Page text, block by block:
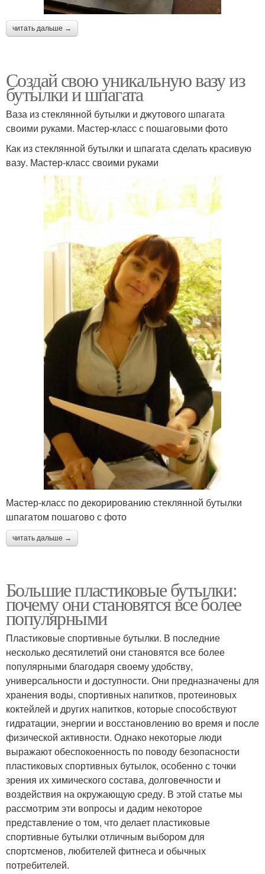
читать дальше →
Создай свою уникальную вазу из
бутылки и шпагата
Ваза из стеклянной бутылки и джутового шпагата
своими руками. Мастер-класс с пошаговыми фото
Как из стеклянной бутылки и шпагата сделать красивую
вазу. Мастер-класс своими руками
Мастер-класс по декорированию стеклянной бутылки
шпагатом пошагово с фото
читать дальше →
Большие пластиковые бутылки:
почему они становятся все более
популярными
Пластиковые спортивные бутылки. В последние
несколько десятилетий они становятся все более
популярными благодаря своему удобству,
универсальности и доступности. Они предназначены для
хранения воды, спортивных напитков, протеиновых
коктейлей и других напитков, которые способствуют
гидратации, энергии и восстановлению во время и после
физической активности. Однако некоторые люди
выражают обеспокоенность по поводу безопасности
пластиковых спортивных бутылок, особенно с точки
зрения их химического состава, долговечности и
воздействия на окружающую среду. В этой статье мы
рассмотрим эти вопросы и дадим некоторое
представление о том, что делает пластиковые
спортивные бутылки отличным выбором для
спортсменов, любителей фитнеса и обычных
потребителей.